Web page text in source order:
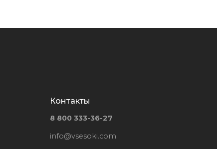
Контакты
8 800 333-36-27
info@vsesoki.com